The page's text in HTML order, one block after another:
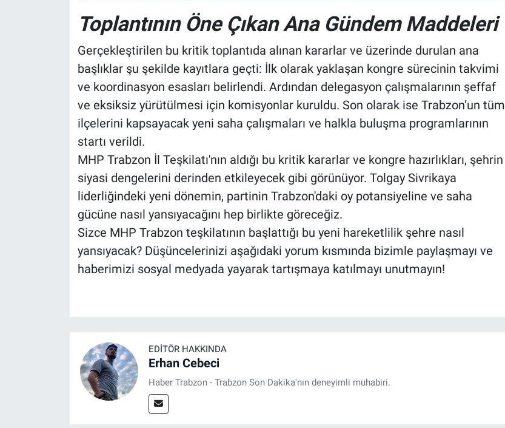
Toplantının Öne Çıkan Ana Gündem Maddeleri
Gerçekleştirilen bu kritik toplantıda alınan kararlar ve üzerinde durulan ana
başlıklar şu şekilde kayıtlara geçti: İlk olarak yaklaşan kongre sürecinin takvimi
ve koordinasyon esasları belirlendi. Ardından delegasyon çalışmalarının şeffaf
ve eksiksiz yürütülmesi için komisyonlar kuruldu. Son olarak ise Trabzon’un tüm
ilçelerini kapsayacak yeni saha çalışmaları ve halkla buluşma programlarının
startı verildi.
MHP Trabzon İl Teşkilatı'nın aldığı bu kritik kararlar ve kongre hazırlıkları, şehrin
siyasi dengelerini derinden etkileyecek gibi görünüyor. Tolgay Sivrikaya
liderliğindeki yeni dönemin, partinin Trabzon'daki oy potansiyeline ve saha
gücüne nasıl yansıyacağını hep birlikte göreceğiz.
Sizce MHP Trabzon teşkilatının başlattığı bu yeni hareketlilik şehre nasıl
yansıyacak? Düşüncelerinizi aşağıdaki yorum kısmında bizimle paylaşmayı ve
haberimizi sosyal medyada yayarak tartışmaya katılmayı unutmayın!
EDITÖR HAKKINDA
Erhan Cebeci
Haber Trabzon - Trabzon Son Dakika'nın deneyimli muhabiri.